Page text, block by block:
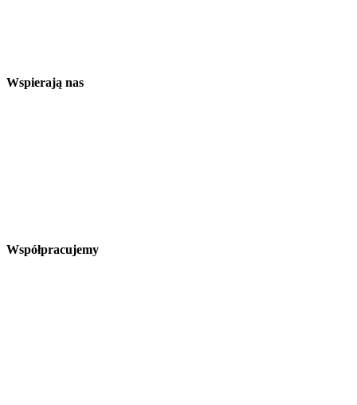
Wspierają nas
Współpracujemy